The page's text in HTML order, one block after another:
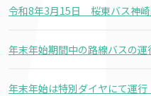
令和8年3月15日 桜東バス神崎
年末年始期間中の路線バスの運
年末年始は特別ダイヤにて運行